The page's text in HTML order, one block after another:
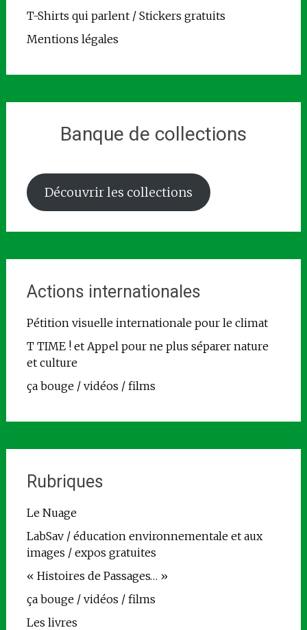
T-Shirts qui parlent / Stickers gratuits
Mentions légales
Banque de collections
Découvrir les collections
Actions internationales
Pétition visuelle internationale pour le climat
T TIME ! et Appel pour ne plus séparer nature
et culture
ça bouge / vidéos / films
Rubriques
Le Nuage
LabSav / éducation environnementale et aux
images / expos gratuites
« Histoires de Passages… »
ça bouge / vidéos / films
Les livres